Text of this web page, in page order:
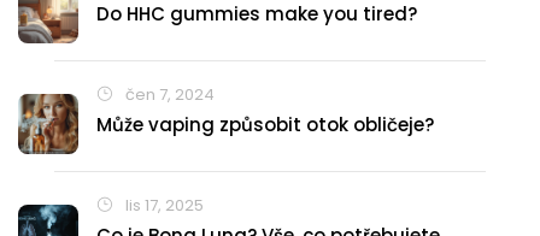
Do HHC gummies make you tired?
čen 7, 2024
Může vaping způsobit otok obličeje?
lis 17, 2025